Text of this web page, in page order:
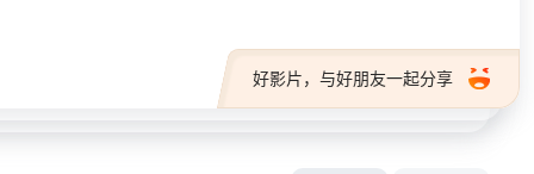
好影片，与好朋友一起分享